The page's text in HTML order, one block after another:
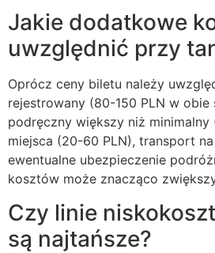
Jakie dodatkowe
uwzględnić przy
Oprócz ceny biletu należy
rejestrowany (80-150 PLN w obie
podręczny większy niż
miejsca (20-60 PLN), transport
ewentualne ubezpieczenie
kosztów może znacząco
Czy linie
są najtańsze?